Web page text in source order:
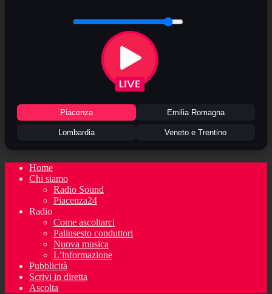
Piacenza Emilia Romagna
Lombardia Veneto e Trentino
Home
Chi siamo
Radio Sound
Piacenza24
Radio
Come ascoltarci
Palinsesto conduttori
Nuova musica
L’informazione
Pubblicità
Scrivi in diretta
Ascolta